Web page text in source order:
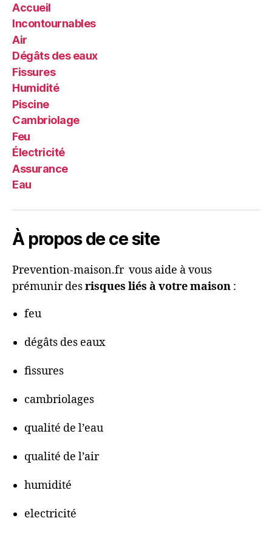
Accueil
Incontournables
Air
Dégâts des eaux
Fissures
Humidité
Piscine
Cambriolage
Feu
Électricité
Assurance
Eau
À propos de ce site
Prevention-maison.fr vous aide à vous
prémunir desrisques liés à votre maison :
feu
dégâts des eaux
fissures
cambriolages
qualité de l’eau
qualité de l’air
humidité
electricité